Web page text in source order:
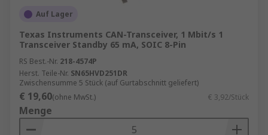
Auf Lager
Texas Instruments CAN-Transceiver, 1 Mbit/s 1
Transceiver Standby 65 mA, SOIC 8-Pin
RS Best.-Nr. 218-4574P
Herst. Teile-Nr. SN65HVD251DR
Zwischensumme 5 Stück (auf Gurtabschnitt geliefert)
€ 19,60(ohne MwSt.) € 3,92/Stück
Menge